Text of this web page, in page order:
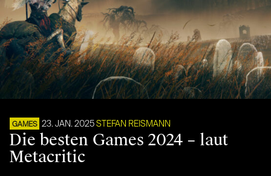
GAMES 23. JAN. 2025 STEFAN REISMANN
Die besten Games 2024 – laut
Metacritic